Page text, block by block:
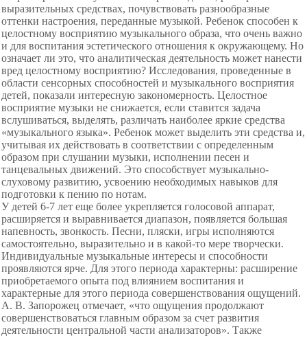
выразительных средствах, почувствовать разнообразные
оттенки настроения, переданные музыкой. Ребенок способен к
целостному восприятию музыкального образа, что очень важно
и для воспитания эстетического отношения к окружающему. Но
означает ли это, что аналитическая деятельность может нанести
вред целостному восприятию? Исследования, проведенные в
области сенсорных способностей и музыкального восприятия
детей, показали интересную закономерность. Целостное
восприятие музыки не снижается, если ставится задача
вслушиваться, выделять, различать наиболее яркие средства
«музыкального языка». Ребенок может выделить эти средства и,
учитывая их действовать в соответствии с определенным
образом при слушании музыки, исполнении песен и
танцевальных движений. Это способствует музыкально-
слуховому развитию, усвоению необходимых навыков для
подготовки к пению по нотам.
У детей 6-7 лет еще более укрепляется голосовой аппарат,
расширяется и выравнивается диапазон, появляется большая
напевность, звонкость. Песни, пляски, игры исполняются
самостоятельно, выразительно и в какой-то мере творчески.
Индивидуальные музыкальные интересы и способности
проявляются ярче. Для этого периода характерны: расширение
приобретаемого опыта под влиянием воспитания и
характерные для этого периода совершенствования ощущений.
А. В. Запорожец отмечает, «что ощущения продолжают
совершенствоваться главным образом за счет развития
деятельности центральной части анализаторов». Также